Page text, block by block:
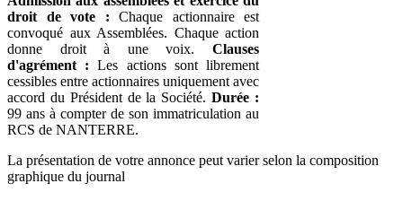
droit de vote : Chaque actionnaire est
convoqué aux Assemblées. Chaque action
donne droit à une voix. Clauses
d'agrément : Les actions sont librement
cessibles entre actionnaires uniquement avec
accord du Président de la Société.Durée :
99 ans à compter de son immatriculation au
RCS de NANTERRE.
La présentation de votre annonce peut varier selon la composition
graphique du journal